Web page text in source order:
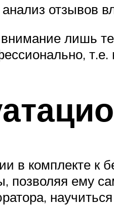
отзывов
лишь те
в комплекте к
позволяя ему